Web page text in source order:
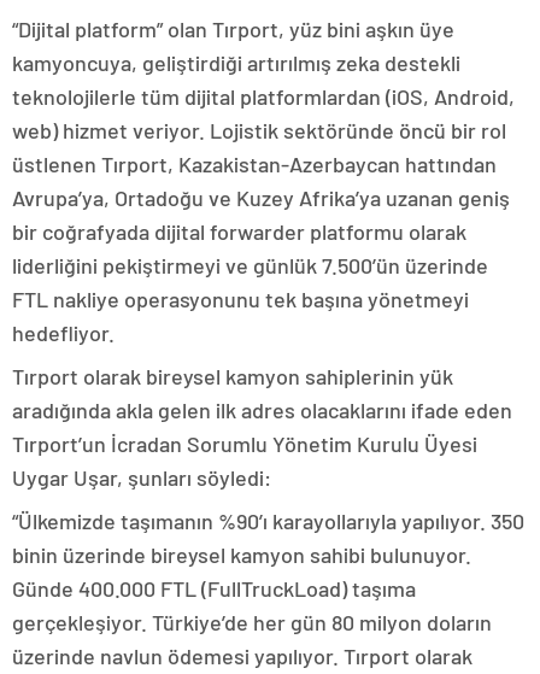
“Dijital platform” olan Tırport, yüz bini aşkın üye
kamyoncuya, geliştirdiği artırılmış zeka destekli
teknolojilerle tüm dijital platformlardan (iOS, Android,
web) hizmet veriyor. Lojistik sektöründe öncü bir rol
üstlenen Tırport, Kazakistan-Azerbaycan hattından
Avrupa’ya, Ortadoğu ve Kuzey Afrika’ya uzanan geniş
bir coğrafyada dijital forwarder platformu olarak
liderliğini pekiştirmeyi ve günlük 7.500’ün üzerinde
FTL nakliye operasyonunu tek başına yönetmeyi
hedefliyor.
Tırport olarak bireysel kamyon sahiplerinin yük
aradığında akla gelen ilk adres olacaklarını ifade eden
Tırport’un İcradan Sorumlu Yönetim Kurulu Üyesi
Uygar Uşar, şunları söyledi:
“Ülkemizde taşımanın %90’ı karayollarıyla yapılıyor. 350
binin üzerinde bireysel kamyon sahibi bulunuyor.
Günde 400.000 FTL (FullTruckLoad) taşıma
gerçekleşiyor. Türkiye’de her gün 80 milyon doların
üzerinde navlun ödemesi yapılıyor. Tırport olarak